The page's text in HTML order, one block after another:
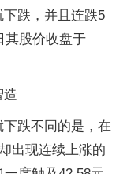
跌，并且连跌5
其股价收盘于
造
跌不同的是，在
出现连续上涨的